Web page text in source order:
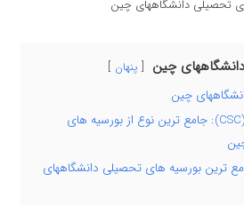
تحصیلی دانشگاههای چین
چین پنهان
چین
بورسیه دولت چین (CSC): جامع ترین نوع از بورسیه های
ترین بورسیه های تحصیلی دانشگاههای